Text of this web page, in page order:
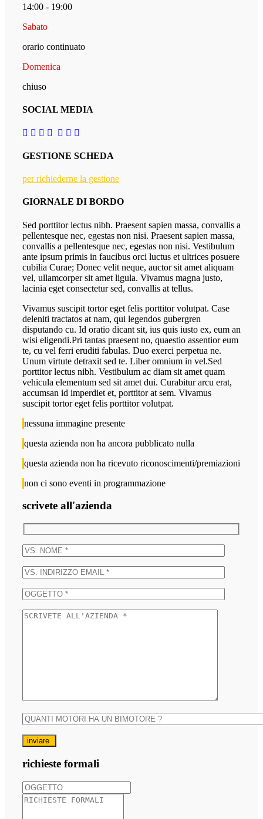
14:00 - 19:00
Sabato
orario continuato
Domenica
chiuso
SOCIAL MEDIA
GESTIONE SCHEDA
per richiederne la gestione
GIORNALE DI BORDO
Sed porttitor lectus nibh. Praesent sapien massa, convallis a
pellentesque nec, egestas non nisi. Praesent sapien massa,
convallis a pellentesque nec, egestas non nisi. Vestibulum
ante ipsum primis in faucibus orci luctus et ultrices posuere
cubilia Curae; Donec velit neque, auctor sit amet aliquam
vel, ullamcorper sit amet ligula. Vivamus magna justo,
lacinia eget consectetur sed, convallis at tellus.
Vivamus suscipit tortor eget felis porttitor volutpat. Case
deleniti tractatos at nam, qui legendos gubergren
disputando cu. Id oratio dicant sit, ius quis iusto ex, eum an
wisi eligendi.Pri tantas praesent no, quaestio assentior eum
te, cu vel ferri eruditi fabulas. Duo exerci perpetua ne.
Unum virtute detraxit sed te. Liber omnium in vel.Sed
porttitor lectus nibh. Vestibulum ac diam sit amet quam
vehicula elementum sed sit amet dui. Curabitur arcu erat,
accumsan id imperdiet et, porttitor at sem. Vivamus
suscipit tortor eget felis porttitor volutpat.
nessuna immagine presente
questa azienda non ha ancora pubblicato nulla
questa azienda non ha ricevuto riconoscimenti/premiazioni
non ci sono eventi in programmazione
scrivete all'azienda
inviare
richieste formali